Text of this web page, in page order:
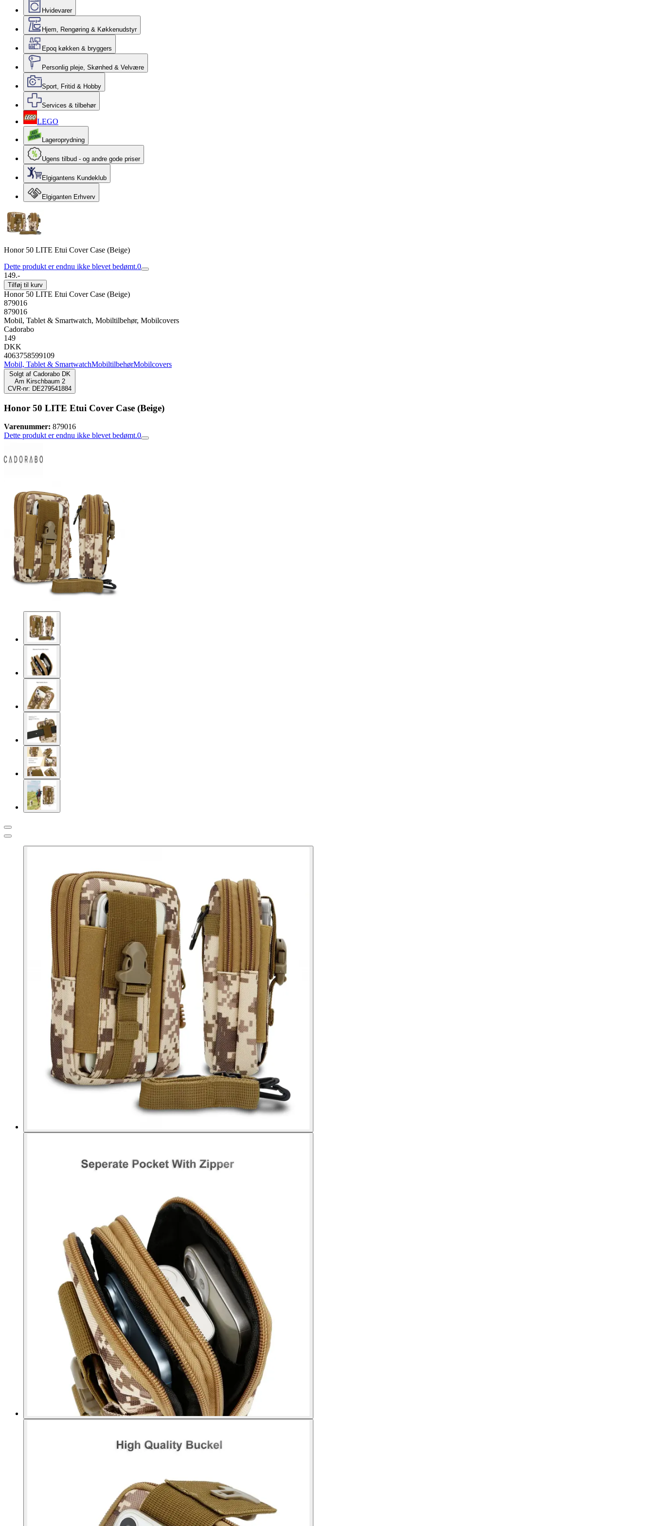
Hvidevarer
Hjem, Rengøring & Køkkenudstyr
Epoq køkken & bryggers
Personlig pleje, Skønhed & Velvære
Sport, Fritid & Hobby
Services & tilbehør
LEGO
Lageroprydning
Ugens tilbud - og andre gode priser
Elgigantens Kundeklub
Elgiganten Erhverv
Honor 50 LITE Etui Cover Case (Beige)
Dette produkt er endnu ikke blevet bedømt.0
149.-
Tilføj til kurv
Honor 50 LITE Etui Cover Case (Beige)
879016
879016
Mobil, Tablet & Smartwatch, Mobiltilbehør, Mobilcovers
Cadorabo
149
DKK
4063758599109
Mobil, Tablet & SmartwatchMobiltilbehørMobilcovers
Solgt af Cadorabo DK
Am Kirschbaum 2
CVR-nr: DE279541884
Honor 50 LITE Etui Cover Case (Beige)
Varenummer: 879016
Dette produkt er endnu ikke blevet bedømt.0